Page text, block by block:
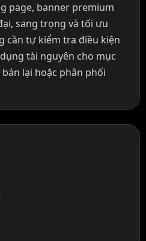
page, banner premium
sang trọng và tối ưu
cần tự kiểm tra điều kiện
tài nguyên cho mục
lại hoặc phân phối